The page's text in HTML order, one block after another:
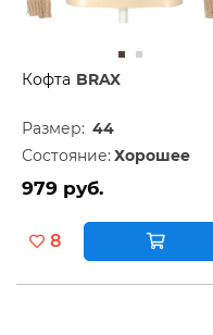
Кофта BRAX
Размер: 44
Состояние: Хорошее
979 руб.
8